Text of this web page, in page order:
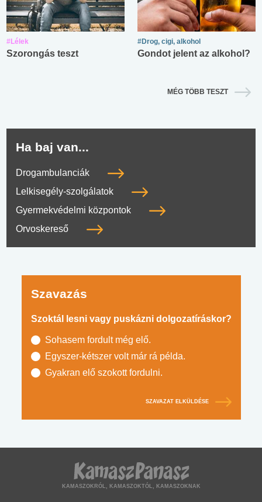
#Lélek
Szorongás teszt
#Drog, cigi, alkohol
Gondot jelent az alkohol?
MÉG TÖBB TESZT
Ha baj van...
Drogambulanciák
Lelkisegély-szolgálatok
Gyermekvédelmi központok
Orvoskereső
Szavazás
Szoktál lesni vagy puskázni dolgozatíráskor?
Sohasem fordult még elő.
Egyszer-kétszer volt már rá példa.
Gyakran elő szokott fordulni.
SZAVAZAT ELKÜLDÉSE
KAMASZOKRÓL, KAMASZOKTÓL, KAMASZOKNAK